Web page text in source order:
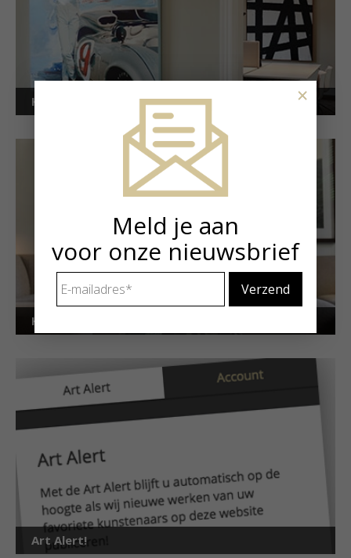
Kunstuitleen voor bedrijven
Kunstuitleen voor particulieren
Art Alert!
Meld je aan
voor onze nieuwsbrief
mailadres *
×